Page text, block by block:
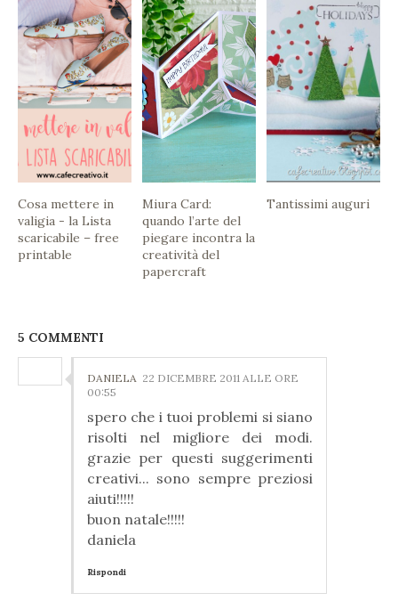
Cosa mettere in
valigia - la Lista
scaricabile – free
printable
Miura Card:
quando l’arte del
piegare incontra la
creatività del
papercraft
Tantissimi auguri
5 COMMENTI
DANIELA 22 DICEMBRE 2011 ALLE ORE
00:55
spero che i tuoi problemi si siano
risolti nel migliore dei modi.
grazie per questi suggerimenti
creativi... sono sempre preziosi
aiuti!!!!!
buon natale!!!!!
daniela
Rispondi